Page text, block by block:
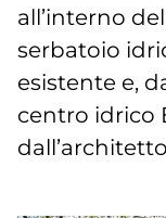
all’interno
serbatoio
esistente e,
centro idrico